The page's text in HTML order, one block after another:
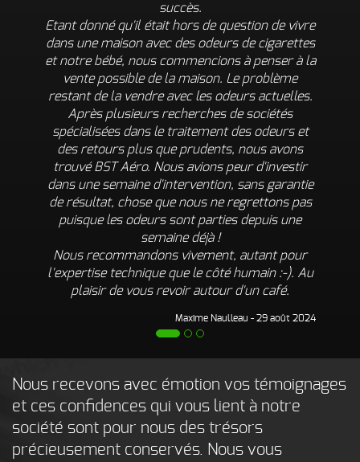
succès.
Etant donné qu'il était hors de question de vivre
dans une maison avec des odeurs de cigarettes
et notre bébé, nous commencions à penser à la
vente possible de la maison. Le problème
restant de la vendre avec les odeurs actuelles.
Après plusieurs recherches de sociétés
spécialisées dans le traitement des odeurs et
des retours plus que prudents, nous avons
trouvé BST Aéro. Nous avions peur d'investir
dans une semaine d'intervention, sans garantie
de résultat, chose que nous ne regrettons pas
puisque les odeurs sont parties depuis une
semaine déjà !
Nous recommandons vivement, autant pour
l'expertise technique que le côté humain :-). Au
plaisir de vous revoir autour d'un café.
Maxime Naulleau - 29 août 2024
next
Nous recevons avec émotion vos témoignages
et ces confidences qui vous lient à notre
société sont pour nous des trésors
précieusement conservés. Nous vous